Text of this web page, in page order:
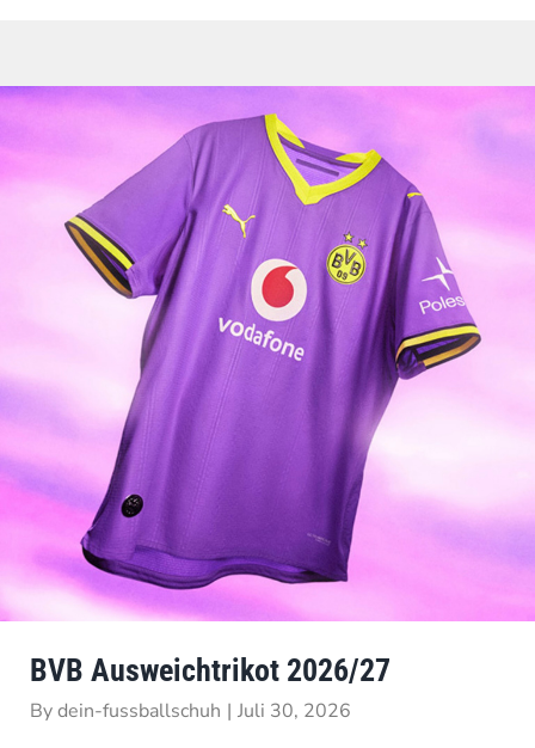
BVB Ausweichtrikot 2026/27
Bydein-fussballschuh | Juli 30, 2026